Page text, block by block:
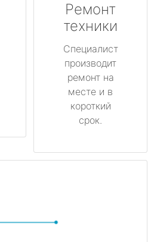
Ремонт
техники
Специалист
производит
ремонт на
месте и в
короткий
срок.